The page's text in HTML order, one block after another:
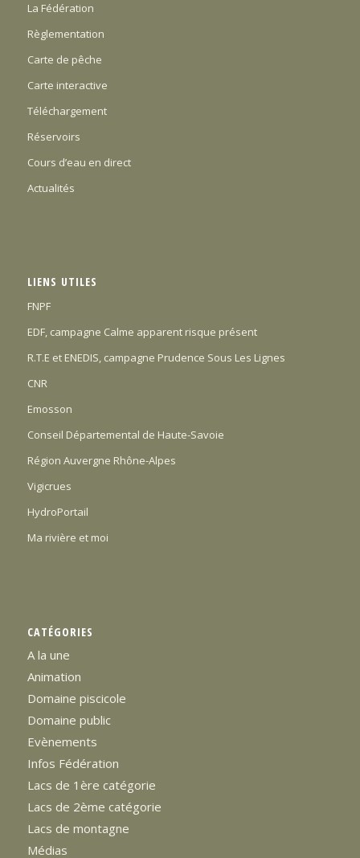
La Fédération
Règlementation
Carte de pêche
Carte interactive
Téléchargement
Réservoirs
Cours d’eau en direct
Actualités
LIENS UTILES
FNPF
EDF, campagne Calme apparent risque présent
R.T.E et ENEDIS, campagne Prudence Sous Les Lignes
CNR
Emosson
Conseil Départemental de Haute-Savoie
Région Auvergne Rhône-Alpes
Vigicrues
HydroPortail
Ma rivière et moi
CATÉGORIES
A la une
Animation
Domaine piscicole
Domaine public
Evènements
Infos Fédération
Lacs de 1ère catégorie
Lacs de 2ème catégorie
Lacs de montagne
Médias